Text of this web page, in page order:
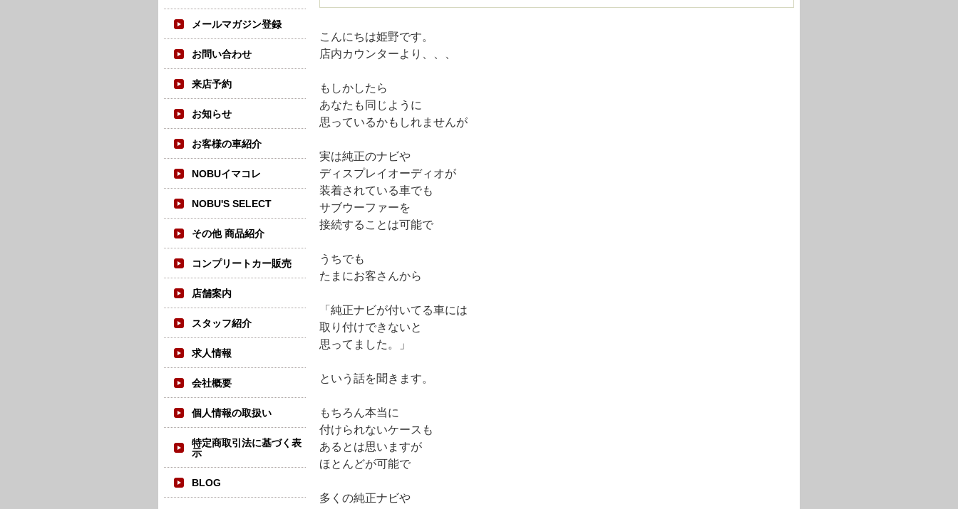
メールマガジン登録
お問い合わせ
来店予約
お知らせ
お客様の車紹介
NOBUイマコレ
NOBU'S SELECT
その他 商品紹介
コンプリートカー販売
店舗案内
スタッフ紹介
求人情報
会社概要
個人情報の取扱い
特定商取引法に基づく表
示
BLOG
こんにちは姫野です。
店内カウンターより、、、
もしかしたら
あなたも同じように
思っているかもしれませんが
実は純正のナビや
ディスプレイオーディオが
装着されている車でも
サブウーファーを
接続することは可能で
うちでも
たまにお客さんから
「純正ナビが付いてる車には
取り付けできないと
思ってました。」
という話を聞きます。
もちろん本当に
付けられないケースも
あるとは思いますが
ほとんどが可能で
多くの純正ナビや